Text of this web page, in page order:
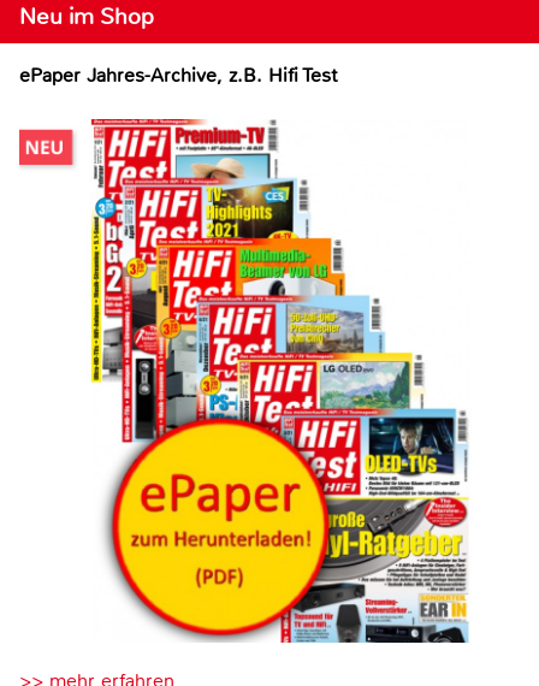
Neu im Shop
ePaper Jahres-Archive, z.B. Hifi Test
>> mehr erfahren